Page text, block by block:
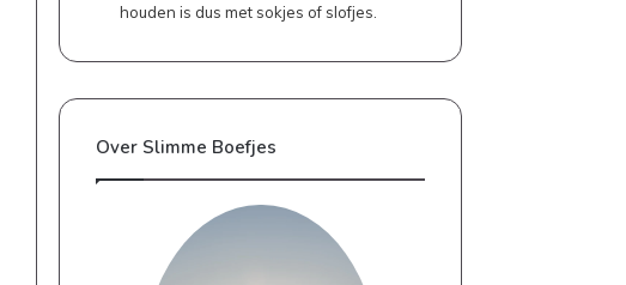
houden is dus met sokjes of slofjes.
Over Slimme Boefjes